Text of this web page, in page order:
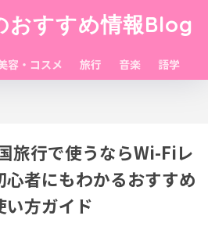
おすすめ情報Blog
容・コスメ 旅行 音楽 語学
旅行で使うならWi-Fiレ
者にもわかるおすすめ
い方ガイド